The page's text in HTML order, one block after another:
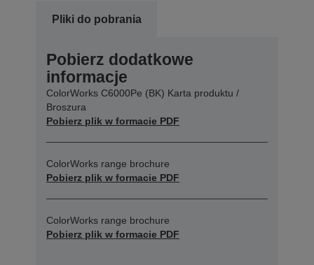
Pliki do pobrania
Pobierz dodatkowe
informacje
ColorWorks C6000Pe (BK) Karta produktu /
Broszura
Pobierz plik w formacie PDF
ColorWorks range brochure
Pobierz plik w formacie PDF
ColorWorks range brochure
Pobierz plik w formacie PDF